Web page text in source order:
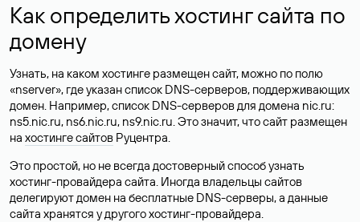
Как определить хостинг сайта по
домену
Узнать, на каком хостинге размещен сайт, можно по полю
«nserver», где указан список DNS-серверов, поддерживающих
домен. Например, список DNS-серверов для домена nic.ru:
ns5.nic.ru, ns6.nic.ru, ns9.nic.ru. Это значит, что сайт размещен
на хостинге сайтов Руцентра.
Это простой, но не всегда достоверный способ узнать
хостинг-провайдера сайта. Иногда владельцы сайтов
делегируют домен на бесплатные DNS-серверы, а данные
сайта хранятся у другого хостинг-провайдера.